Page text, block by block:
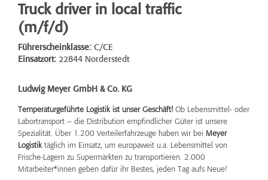
Truck driver in local traffic
(m/f/d)
Führerscheinklasse: C/CE
Einsatzort: 22844 Norderstedt
Ludwig Meyer GmbH & Co. KG
Temperaturgeführte Logistik ist unser Geschäft! Ob Lebensmittel- oder
Labortransport – die Distribution empfindlicher Güter ist unsere
Spezialität. Über 1.200 Verteilerfahrzeuge haben wir bei Meyer
Logistiktäglich im Einsatz, um europaweit u.a. Lebensmittel von
Frische-Lagern zu Supermärkten zu transportieren. 2.000
Mitarbeiter*innen geben dafür ihr Bestes, jeden Tag aufs Neue!